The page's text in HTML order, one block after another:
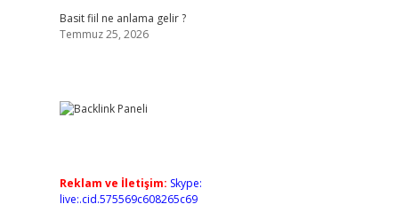
Basit fiil ne anlama gelir ?
Temmuz 25, 2026
Reklam ve İletişim: Skype:
live:.cid.575569c608265c69